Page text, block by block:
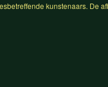
kunstenaars. De